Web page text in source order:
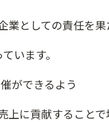
としての責任を
います。
ができるよう
に貢献すること